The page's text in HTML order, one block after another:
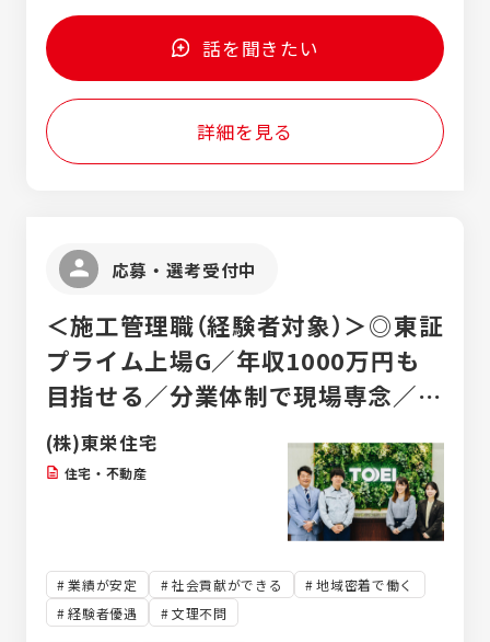
話を聞きたい
詳細を見る
応募・選考受付中
＜施工管理職（経験者対象）＞◎東証
プライム上場G／年収1000万円も
目指せる／分業体制で現場専念／
18時半PC自動シャットダウン／完
全週休2日制(土日)
(株)東栄住宅
住宅・不動産
業績が安定 社会貢献ができる
地域密着で働く
経験者優遇
文理不問